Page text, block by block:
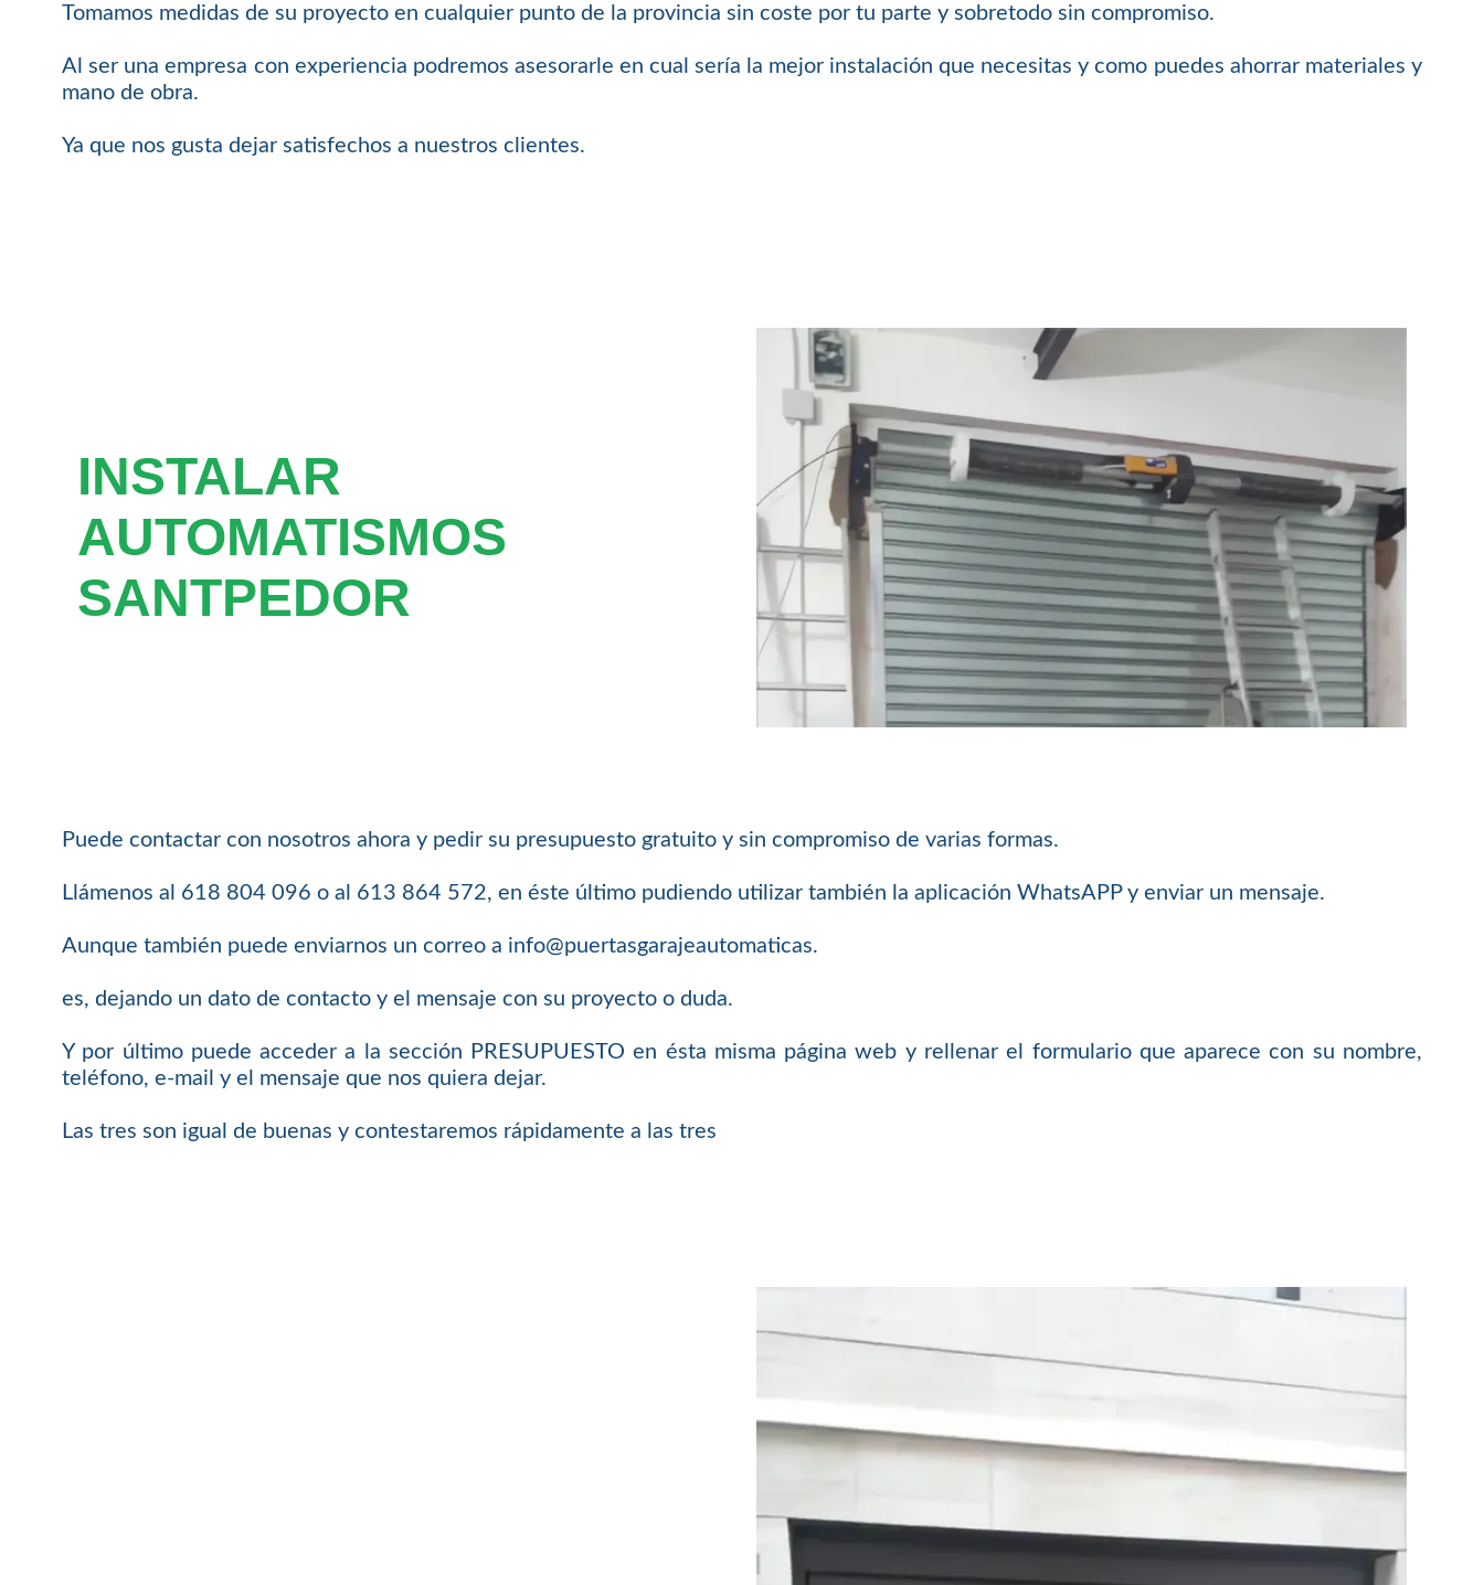
Tomamos medidas de su proyecto en cualquier punto de la provincia sin coste por tu parte y sobretodo sin compromiso.
Al ser una empresa con experiencia podremos asesorarle en cual sería la mejor instalación que necesitas y como puedes ahorrar materiales y
mano de obra.
Ya que nos gusta dejar satisfechos a nuestros clientes.
INSTALAR
AUTOMATISMOS
SANTPEDOR
Puede contactar con nosotros ahora y pedir su presupuesto gratuito y sin compromiso de varias formas.
Llámenos al 618 804 096 o al 613 864 572, en éste último pudiendo utilizar también la aplicación WhatsAPP y enviar un mensaje.
Aunque también puede enviarnos un correo a info@puertasgarajeautomaticas.
es, dejando un dato de contacto y el mensaje con su proyecto o duda.
Y por último puede acceder a la sección PRESUPUESTO en ésta misma página web y rellenar el formulario que aparece con su nombre,
teléfono, e-mail y el mensaje que nos quiera dejar.
Las tres son igual de buenas y contestaremos rápidamente a las tres